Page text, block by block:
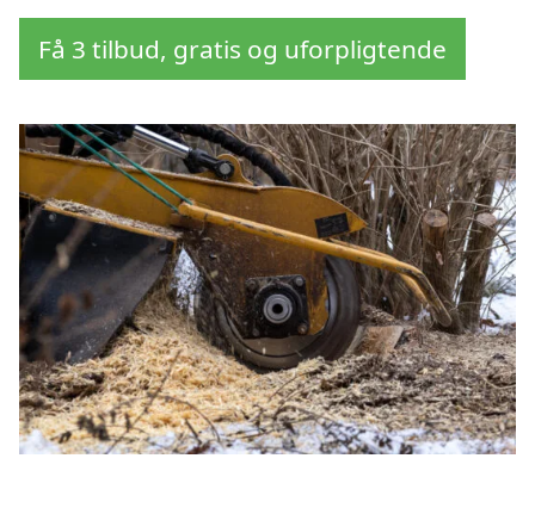
Få 3 tilbud, gratis og uforpligtende